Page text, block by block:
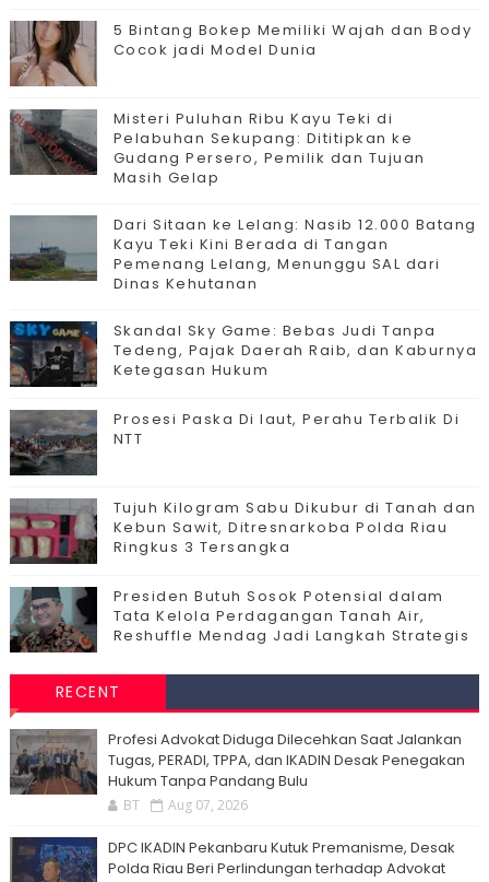
5 Bintang Bokep Memiliki Wajah dan Body
Cocok jadi Model Dunia
Misteri Puluhan Ribu Kayu Teki di
Pelabuhan Sekupang: Dititipkan ke
Gudang Persero, Pemilik dan Tujuan
Masih Gelap
Dari Sitaan ke Lelang: Nasib 12.000 Batang
Kayu Teki Kini Berada di Tangan
Pemenang Lelang, Menunggu SAL dari
Dinas Kehutanan
Skandal Sky Game: Bebas Judi Tanpa
Tedeng, Pajak Daerah Raib, dan Kaburnya
Ketegasan Hukum
Prosesi Paska Di laut, Perahu Terbalik Di
NTT
Tujuh Kilogram Sabu Dikubur di Tanah dan
Kebun Sawit, Ditresnarkoba Polda Riau
Ringkus 3 Tersangka
Presiden Butuh Sosok Potensial dalam
Tata Kelola Perdagangan Tanah Air,
Reshuffle Mendag Jadi Langkah Strategis
RECENT
Profesi Advokat Diduga Dilecehkan Saat Jalankan
Tugas, PERADI, TPPA, dan IKADIN Desak Penegakan
Hukum Tanpa Pandang Bulu
BT Aug 07, 2026
DPC IKADIN Pekanbaru Kutuk Premanisme, Desak
Polda Riau Beri Perlindungan terhadap Advokat